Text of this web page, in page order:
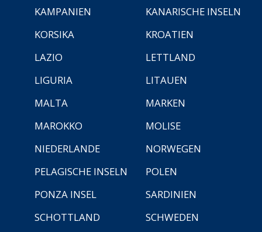
KAMPANIEN
KANARISCHE INSELN
KORSIKA
KROATIEN
LAZIO
LETTLAND
LIGURIA
LITAUEN
MALTA
MARKEN
MAROKKO
MOLISE
NIEDERLANDE
NORWEGEN
PELAGISCHE INSELN
POLEN
PONZA INSEL
SARDINIEN
SCHOTTLAND
SCHWEDEN